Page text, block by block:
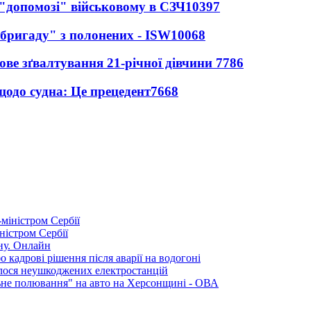
військовому в СЗЧ10397
з полонених - ISW10068
зґвалтування 21-річної дівчини 7786
судна: Це прецедент7668
Сербії
Онлайн
рішення після аварії на водогоні
неушкоджених електростанцій
полювання" на авто на Херсонщині - ОВА